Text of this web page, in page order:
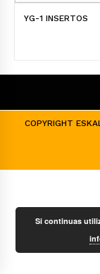
YG-1 INSERTOS
COPYRIGHT
Si continuas